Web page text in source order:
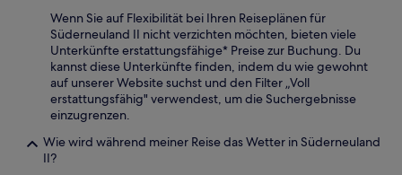
Wenn Sie auf Flexibilität bei Ihren Reiseplänen für
Süderneuland II nicht verzichten möchten, bieten viele
Unterkünfte erstattungsfähige* Preise zur Buchung. Du
kannst diese Unterkünfte finden, indem du wie gewohnt
auf unserer Website suchst und den Filter „Voll
erstattungsfähig" verwendest, um die Suchergebnisse
einzugrenzen.
Wie wird während meiner Reise das Wetter in Süderneuland
II?